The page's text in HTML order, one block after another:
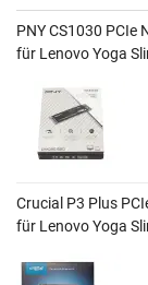
PNY CS1030 PCIe
für Lenovo Yoga
Crucial P3 Plus
für Lenovo Yoga